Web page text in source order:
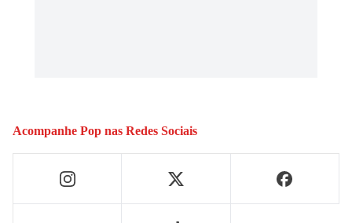
Acompanhe Pop nas Redes Sociais